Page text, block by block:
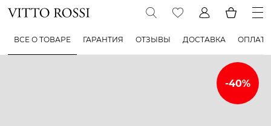
ВСЕ О ТОВАРЕ ГАРАНТИЯ ОТЗЫВЫ ДОСТАВКА ОПЛАТА